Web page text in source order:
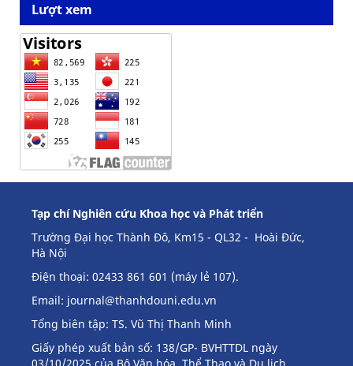
Lượt xem
Tạp chí Nghiên cứu Khoa học và Phát triển
Trường Đại học Thành Đô, Km15 - QL32 - Hoài Đức,
Hà Nội
Điện thoại: 02433 861 601 (máy lẻ 107).
Email: journal@thanhdouni.edu.vn
Tổng biên tập: TS. Vũ Thị Thanh Minh
Giấy phép xuất bản số: 138/GP- BVHTTDL ngày